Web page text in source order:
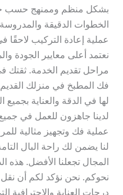
بشكل منظم وممنهج حسب
الخطوات الدقيقة
عملية إعادة التركيب لاحقًا
نعتمد أعلى معايير الجودة
مراحل تقديم الخدمة. ثقتك
فك المطبخ في منزلك
لها في الدقة والعناية
لدينا جاهزون للعمل في
عملية فك وتجهيز مثالية
لنا يضمن لك راحة البال
المجال تجعلنا الأفضل. هذه
نحوكم. نحن نؤكد لكم أن
درجات العناية والاحترافية